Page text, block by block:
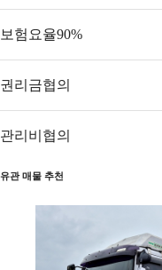
보험요율90%
권리금협의
관리비 협의
유관 매물 추천